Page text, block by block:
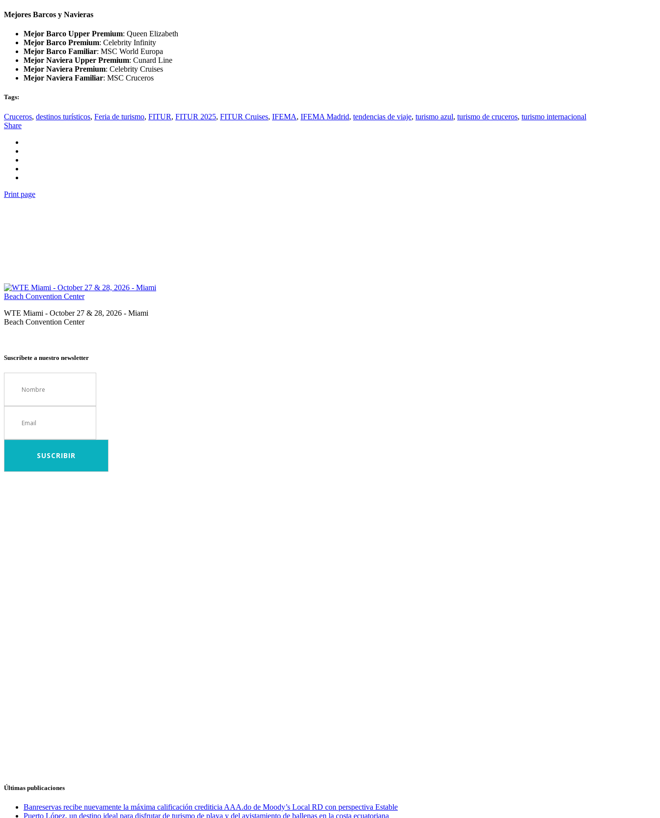
Mejores Barcos y Navieras
Mejor Barco Upper Premium: Queen Elizabeth
Mejor Barco Premium: Celebrity Infinity
Mejor Barco Familiar: MSC World Europa
Mejor Naviera Upper Premium: Cunard Line
Mejor Naviera Premium: Celebrity Cruises
Mejor Naviera Familiar: MSC Cruceros
Tags:
Cruceros, destinos turísticos, Feria de turismo, FITUR, FITUR 2025, FITUR Cruises, IFEMA, IFEMA Madrid, tendencias de viaje, turismo azul, turismo de cruceros, turismo internacional
Share
Print page
WTE Miami - October 27 & 28, 2026 - Miami
Beach Convention Center
Suscríbete a nuestro newsletter
Últimas publicaciones
Banreservas recibe nuevamente la máxima calificación crediticia AAA.do de Moody’s Local RD con perspectiva Estable
Puerto López, un destino ideal para disfrutar de turismo de playa y del avistamiento de ballenas en la costa ecuatoriana